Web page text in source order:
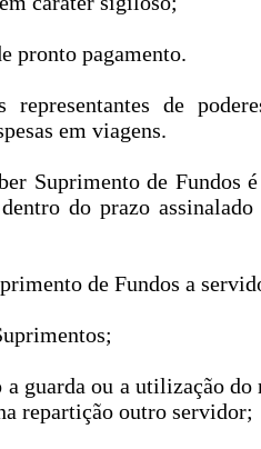
pronto pagamento.
de
em viagens.
Suprimento de Fundos
do prazo
de Fundos a
a guarda ou a utilização
repartição outro servidor;